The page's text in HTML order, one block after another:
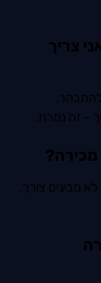
צריך
- זה נמרח.
מדי = לא מבינים צורך.